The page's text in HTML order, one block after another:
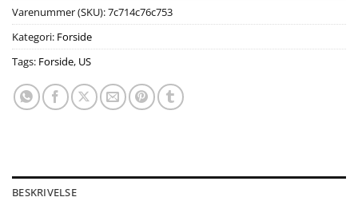
Varenummer (SKU):7c714c76c753
Kategori: Forside
Tags: Forside, US
BESKRIVELSE